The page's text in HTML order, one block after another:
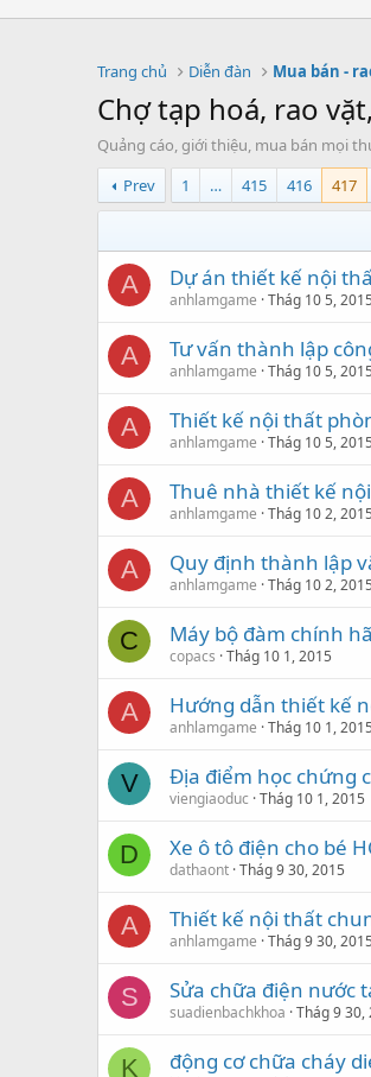
Trang chủ Diễn đàn Mua bán -
Chợ tạp hoá, rao
Quảng cáo, giới thiệu, mua bán mọi
Prev
1 … 415 416 417
A Dự án thiết kế nội
anhlamgame Thág 10 5, 2015
A Tư vấn thành lập
anhlamgame Thág 10 5, 2015
A Thiết kế nội thất
anhlamgame Thág 10 5, 2015
A Thuê nhà thiết kế
anhlamgame Thág 10 2, 2015
A Quy định thành lập
anhlamgame Thág 10 2, 2015
C Máy bộ đàm chính
copacs Thág 10 1, 2015
A Hướng dẫn thiết kế
anhlamgame Thág 10 1, 2015
V Địa điểm học chứng
viengiaoduc Thág 10 1, 2015
D Xe ô tô điện cho bé
dathaont Thág 9 30, 2015
A Thiết kế nội thất
anhlamgame Thág 9 30, 2015
S Sửa chữa điện nước
suadienbachkhoa Thág 9 30,
K động cơ chữa cháy